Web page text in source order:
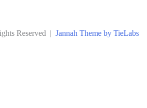
Reserved | Jannah Theme by TieLabs